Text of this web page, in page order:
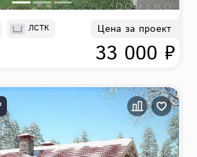
ЛСТК Цена за проект
33 000 ₽